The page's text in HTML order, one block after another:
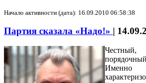
Начало активности (дата): 16.09.2010 06:58:38
Партия сказала «Надо!» |
Честный,